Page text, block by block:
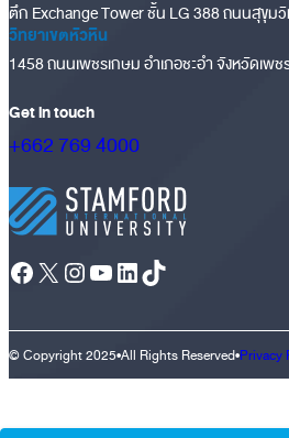
ตึก Exchange Tower ชั้น LG 388 ถนนสุขุม
วิทยาเขตหัวหิน
1458 ถนนเพชรเกษม อำเภอชะอำ จังหวัดเพ
Get in touch
+662 769 4000
Facebook
X Instagram
YouTube
LinkedIn
TikTok
© Copyright 2025•All Rights Reserved•Privacy